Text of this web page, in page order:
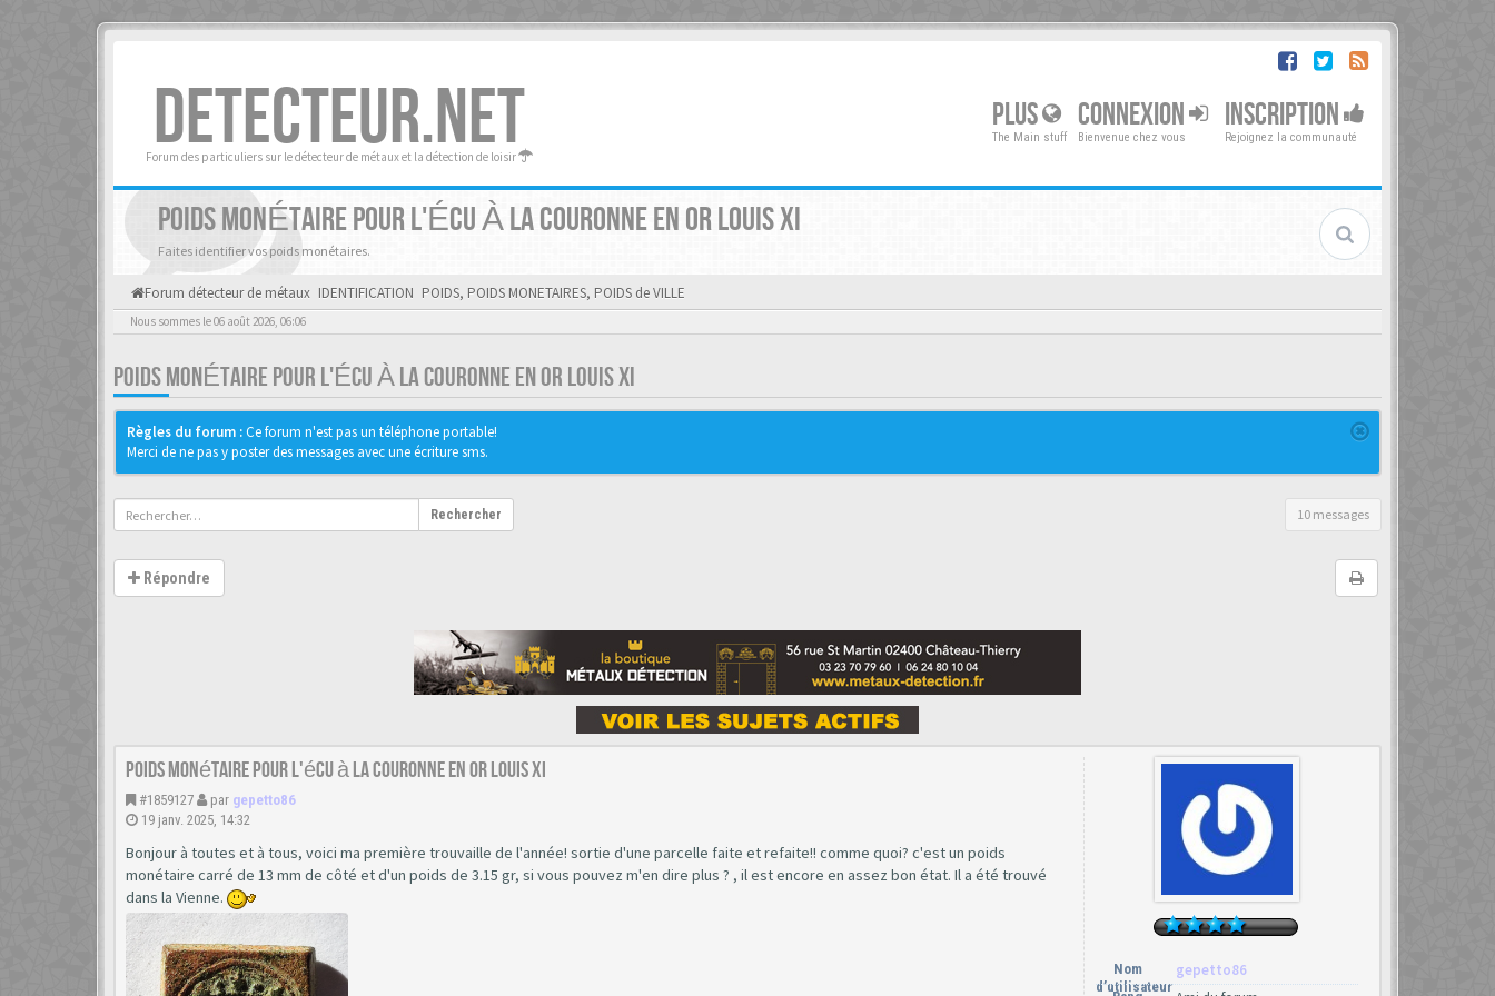
DETECTEUR.NET
Forum des particuliers sur le détecteur de métaux et la détection de loisir
PLUS
The Main stuff
CONNEXION
Bienvenue chez vous
INSCRIPTION
Rejoignez la communauté
POIDS MONÉTAIRE POUR L'ÉCU À LA COURONNE EN OR LOUIS XI
Faites identifier vos poids monétaires.
Forum détecteur de métaux IDENTIFICATION POIDS, POIDS MONETAIRES, POIDS de VILLE
Nous sommes le 06 août 2026, 06:06
POIDS MONÉTAIRE POUR L'ÉCU À LA COURONNE EN OR LOUIS XI
Règles du forum :Ce forum n'est pas un téléphone portable!
Merci de ne pas y poster des messages avec une écriture sms.
Rechercher 10 messages
Répondre
poids monétaire pour l'écu à la couronne en or Louis XI
#1859127 par gepetto86
19 janv. 2025, 14:32
Bonjour à toutes et à tous, voici ma première trouvaille de l'année! sortie d'une parcelle faite et refaite!! comme quoi? c'est un poids
monétaire carré de 13 mm de côté et d'un poids de 3.15 gr, si vous pouvez m'en dire plus ? , il est encore en assez bon état. Il a été trouvé
dans la Vienne.
Nom
d’utilisateur
gepetto86